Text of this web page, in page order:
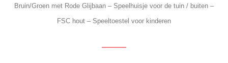
Bruin/Groen met Rode Glijbaan – Speelhuisje voor de tuin / buiten –
FSC hout – Speeltoestel voor kinderen